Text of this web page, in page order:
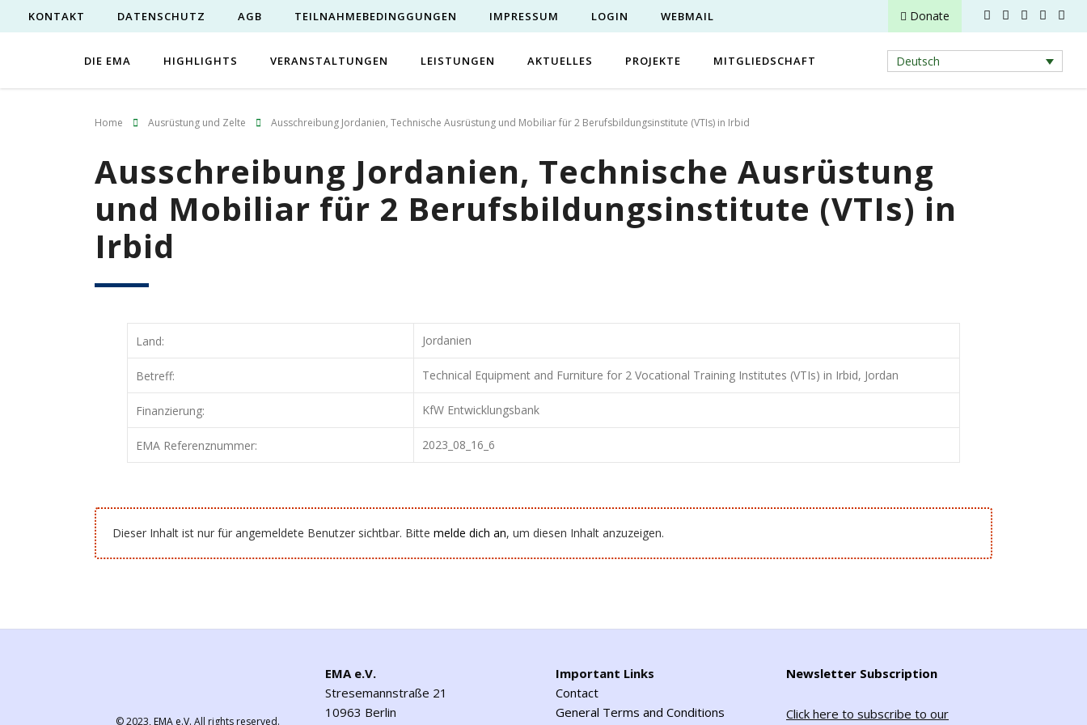
KONTAKT DATENSCHUTZ AGB TEILNAHMEBEDINGGUNGEN IMPRESSUM LOGIN WEBMAIL Donate
DIE EMA HIGHLIGHTS VERANSTALTUNGEN LEISTUNGEN AKTUELLES PROJEKTE MITGLIEDSCHAFT Deutsch
Home Ausrüstung und Zelte Ausschreibung Jordanien, Technische Ausrüstung und Mobiliar für 2 Berufsbildungsinstitute (VTIs) in Irbid
Ausschreibung Jordanien, Technische Ausrüstung
und Mobiliar für 2 Berufsbildungsinstitute (VTIs) in
Irbid
Land: Jordanien
Betreff: Technical Equipment and Furniture for 2 Vocational Training Institutes (VTIs) in Irbid, Jordan
Finanzierung: KfW Entwicklungsbank
EMA Referenznummer: 2023_08_16_6
Dieser Inhalt ist nur für angemeldete Benutzer sichtbar. Bitte melde dich an, um diesen Inhalt anzuzeigen.
© 2023,EMA e.V. All rights reserved.
EMA e.V.
Stresemannstraße 21
10963 Berlin
Important Links
Contact
General Terms and Conditions
Newsletter Subscription
Click here to subscribe to our